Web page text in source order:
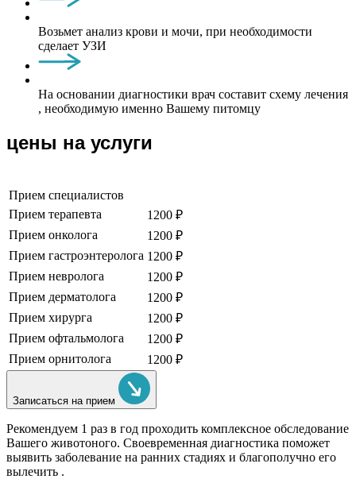
Возьмет анализ крови и мочи, при необходимости
сделает УЗИ
На основании диагностики врач составит схему лечения
, необходимую именно Вашему питомцу
цены на услуги
Прием специалистов
Прием терапевта
1200 ₽
Прием онколога
1200 ₽
Прием гастроэнтеролога 1200 ₽
Прием невролога
1200 ₽
Прием дерматолога
1200 ₽
Прием хирурга
1200 ₽
Прием офтальмолога
1200 ₽
Прием орнитолога
1200 ₽
Записаться на прием
Рекомендуем 1 раз в год проходить комплексное обследование
Вашего животоного. Своевременная диагностика поможет
выявить заболевание на ранних стадиях и благополучно его
вылечить .